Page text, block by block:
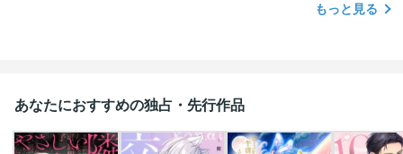
もっと見る
あなたにおすすめの独占・先行作品